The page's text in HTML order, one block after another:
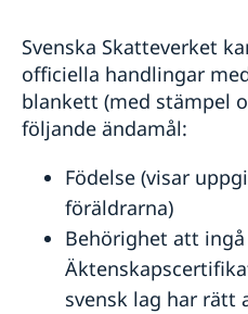
Svenska Skatteverket
officiella handlingar
blankett (med stämpel
följande ändamål:
Födelse (visar
föräldrarna)
Behörighet att
svensk lag har rätt